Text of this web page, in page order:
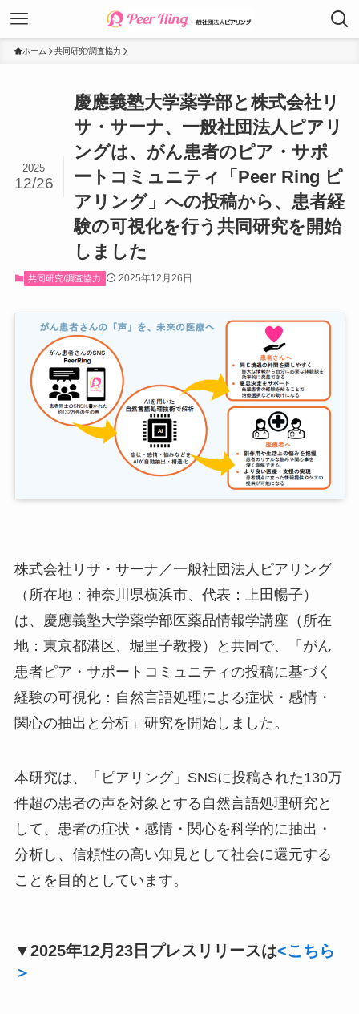
ホーム 共同研究/調査協力
慶應義塾大学薬学部と株式会社リ
サ・サーナ、一般社団法人ピアリ
ングは、がん患者のピア・サポ
ートコミュニティ「Peer Ring ピ
アリング」への投稿から、患者経
験の可視化を行う共同研究を開始
しました
2025
12/26
共同研究/調査協力 2025年12月26日
株式会社リサ・サーナ／一般社団法人ピアリング
（所在地：神奈川県横浜市、代表：上田暢子）
は、慶應義塾大学薬学部医薬品情報学講座（所在
地：東京都港区、堀里子教授）と共同で、「がん
患者ピア・サポートコミュニティの投稿に基づく
経験の可視化：自然言語処理による症状・感情・
関心の抽出と分析」研究を開始しました。
本研究は、「ピアリング」SNSに投稿された130万
件超の患者の声を対象とする自然言語処理研究と
して、患者の症状・感情・関心を科学的に抽出・
分析し、信頼性の高い知見として社会に還元する
ことを目的としています。
▼2025年12月23日プレスリリースは<こちら
＞